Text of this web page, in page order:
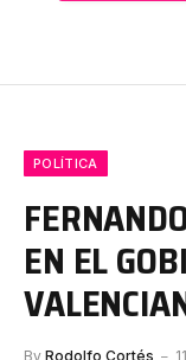
POLÍTICA
EN EL
By Rodolfo Cortés